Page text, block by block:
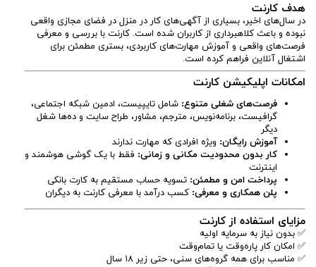
هدف کارنت
در سال‌های اخیر، بسیاری از آگهی‌های کار در منزل در فضای مجازی واقعی
نبوده و باعث کلاهبرداری از کاربران شده است. کارنت با بررسی و معرفی
فرصت‌های واقعی و آموزش مهارت‌های کاربردی، بستری مطمئن برای
اشتغال آنلاین فراهم کرده است.
امکانات اپلیکیشن کارنت
فرصت‌های شغلی متنوع: شامل تایپیست، ادمین شبکه اجتماعی،
گرافیست، برنامه‌نویس، مترجم، مشاور، طراح سایت و ده‌ها شغل
دیگر
آموزش رایگان: ویژه افرادی که مهارت ندارند
کار بدون محدودیت مکانی و زمانی: فقط با یک گوشی هوشمند و
اینترنت
پرداخت امن و مطمئن: تسویه حساب مستقیم به کارت بانکی
پلن همکاری و معرفی: کسب درآمد با معرفی کارنت به دیگران
مزایای استفاده از کارنت
✅ بدون نیاز به سرمایه اولیه
✅ امکان کار پاره‌وقت یا تمام‌وقت
✅ مناسب برای همه گروه‌های سنی، حتی زیر ۱۸ سال